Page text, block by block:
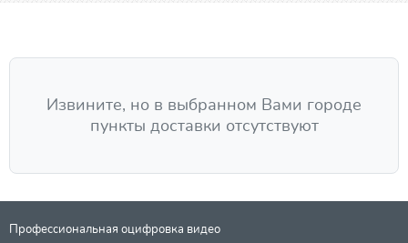
Извините, но в выбранном Вами городе
пункты доставки отсутствуют
Профессиональная оцифровка видео